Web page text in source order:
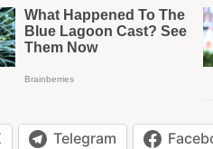
Telegram